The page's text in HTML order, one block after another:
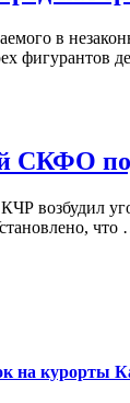
в
фигурантов
СКФО
возбудил
что
на курорты